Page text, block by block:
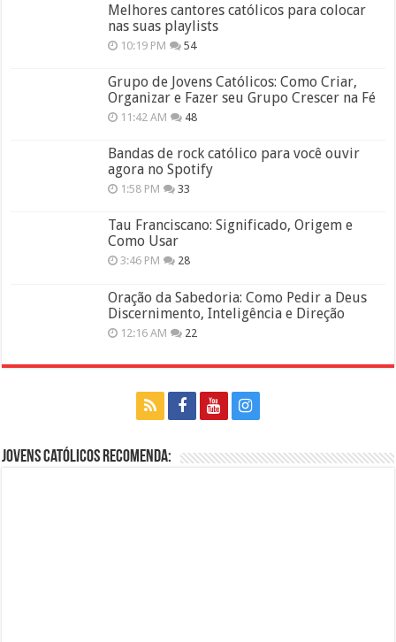
Melhores cantores católicos para colocar
nas suas playlists
10:19 PM 54
Grupo de Jovens Católicos: Como Criar,
Organizar e Fazer seu Grupo Crescer na Fé
11:42 AM 48
Bandas de rock católico para você ouvir
agora no Spotify
1:58 PM 33
Tau Franciscano: Significado, Origem e
Como Usar
3:46 PM 28
Oração da Sabedoria: Como Pedir a Deus
Discernimento, Inteligência e Direção
12:16 AM 22
Jovens Católicos Recomenda: